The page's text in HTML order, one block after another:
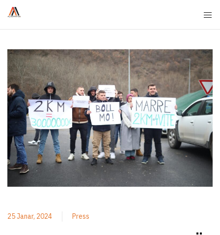
25 Janar, 2024 Press